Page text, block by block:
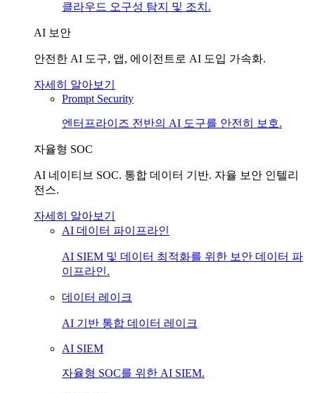
클라우드 오구성 탐지 및 조치.
AI 보안
안전한 AI 도구, 앱, 에이전트로 AI 도입 가속화.
자세히 알아보기
Prompt Security
엔터프라이즈 전반의 AI 도구를 안전히 보호.
자율형 SOC
AI 네이티브 SOC. 통합 데이터 기반. 자율 보안 인텔리
전스.
자세히 알아보기
AI 데이터 파이프라인
AI SIEM 및 데이터 최적화를 위한 보안 데이터 파
이프라인.
데이터 레이크
AI 기반 통합 데이터 레이크
AI SIEM
자율형 SOC를 위한 AI SIEM.